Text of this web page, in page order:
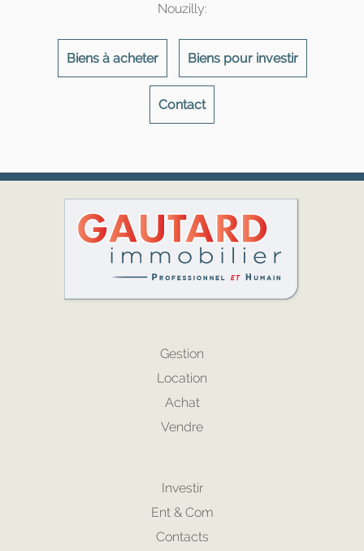
Nouzilly:
Biens à acheter Biens pour investir
Contact
Gestion
Location
Achat
Vendre
Investir
Ent & Com
Contacts